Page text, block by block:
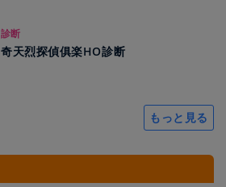
診断
奇天烈探偵俱楽HO診断
もっと見る